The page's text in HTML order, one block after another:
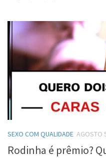
SEXO COM QUALIDADE AGOSTO
Rodinha é prêmio?